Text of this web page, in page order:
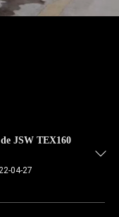
JSW TEX160
04-27